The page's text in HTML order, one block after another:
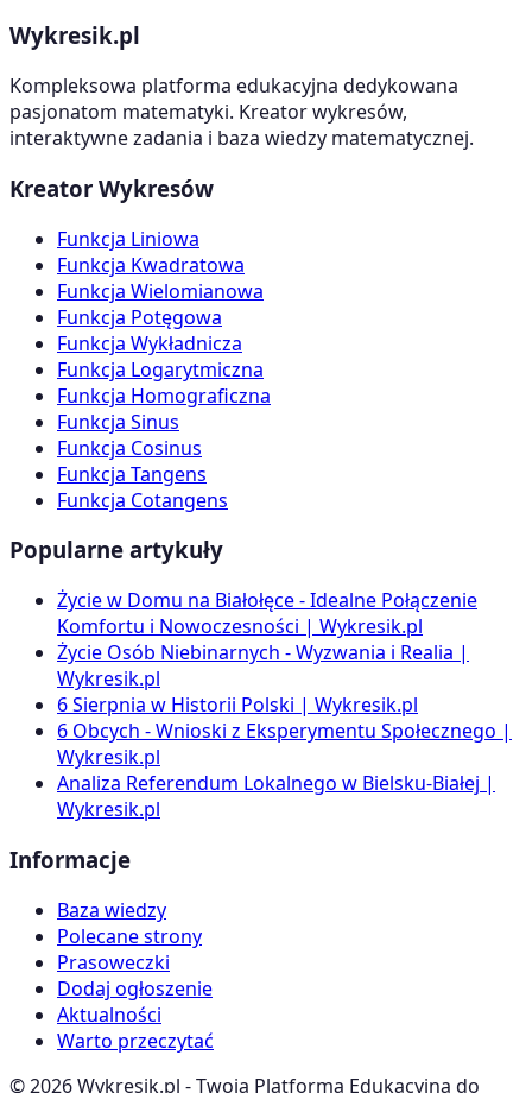
Wykresik.pl
Kompleksowa platforma edukacyjna dedykowana
pasjonatom matematyki. Kreator wykresów,
interaktywne zadania i baza wiedzy matematycznej.
Kreator Wykresów
Funkcja Liniowa
Funkcja Kwadratowa
Funkcja Wielomianowa
Funkcja Potęgowa
Funkcja Wykładnicza
Funkcja Logarytmiczna
Funkcja Homograficzna
Funkcja Sinus
Funkcja Cosinus
Funkcja Tangens
Funkcja Cotangens
Popularne artykuły
Życie w Domu na Białołęce - Idealne Połączenie
Komfortu i Nowoczesności | Wykresik.pl
Życie Osób Niebinarnych - Wyzwania i Realia |
Wykresik.pl
6 Sierpnia w Historii Polski | Wykresik.pl
6 Obcych - Wnioski z Eksperymentu Społecznego |
Wykresik.pl
Analiza Referendum Lokalnego w Bielsku-Białej |
Wykresik.pl
Informacje
Baza wiedzy
Polecane strony
Prasoweczki
Dodaj ogłoszenie
Aktualności
Warto przeczytać
©2026Wykresik.pl - Twoja Platforma Edukacyjna do